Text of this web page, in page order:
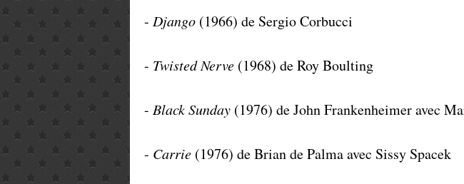
- Django (1966) de Sergio Corbucci
- Twisted Nerve (1968) de Roy Boulting
- Black Sunday (1976) de John Frankenheimer avec
- Carrie (1976) de Brian de Palma avec Sissy Spacek